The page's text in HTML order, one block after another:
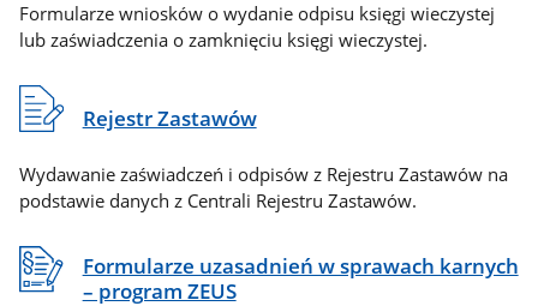
Formularze wniosków o wydanie odpisu księgi wieczystej
lub zaświadczenia o zamknięciu księgi wieczystej.
Rejestr Zastawów
Wydawanie zaświadczeń i odpisów z Rejestru Zastawów na
podstawie danych z Centrali Rejestru Zastawów.
Formularze uzasadnień w sprawach karnych
– program ZEUS